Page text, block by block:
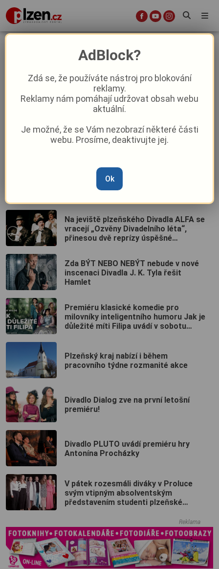
Komedie „Někdo to rád v Plzni“ nadchla
diváky při slavnostní předpremiéře
Plzeň na filmovém plátně: Režisér
Horský natáčí novou komedii s
Milujete letní kino? Vypravte se do
Koterova!
Na jeviště plzeňského Divadla ALFA se
vracejí „Ozvěny Divadelního léta“,
přinesou dvě reprízy úspěšné
Zda BÝT NEBO NEBÝT nebude v nové
inscenaci Divadla J. K. Tyla řešit
Hamlet
Premiéru klasické komedie pro
milovníky inteligentního humoru Jak je
důležité míti Filipa uvádí v sobotu
Plzeňský kraj nabízí i během
pracovního týdne rozmanité akce
Divadlo Dialog zve na první letošní
premiéru!
Divadlo PLUTO uvádí premiéru hry
Antonína Procházky
V pátek rozesmáli diváky v Proluce
svým vtipným absolventským
představením studenti plzeňské
Reklama
AdBlock?
Zdá se, že používáte nástroj pro blokování
reklamy.
Reklamy nám pomáhají udržovat obsah webu
aktuální.
Je možné, že se Vám nezobrazí některé části
webu. Prosíme, deaktivujte jej.
Ok